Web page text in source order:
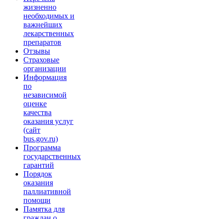
жизненно
необходимых и
важнейших
лекарственных
препаратов
Отзывы
Страховые
организации
Информация
по
независимой
оценке
качества
оказания услуг
(сайт
bus.gov.ru)
Программа
государственных
гарантий
Порядок
оказания
паллиативной
помощи
Памятка для